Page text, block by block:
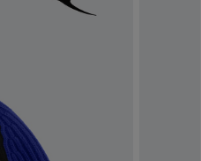
ン
ンLOOK
ン
ンLOOK
でいきます。
ピースもご覧いただけます。